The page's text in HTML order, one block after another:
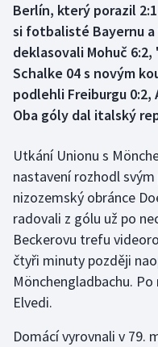
Futsal
Golf
Gymnastika
Jezdectví
Krasobruslení
Lezení
Berlín, který porazil
si fotbalisté Bayernu
deklasovali Mohuč
Schalke 04 s novým
podlehli Freiburgu 0:2,
Oba góly dal italský
Utkání Unionu s
nastavení rozhodl
nizozemský obránce
radovali z gólu už po
Beckerovu trefu
čtyři minuty později
Mönchengladbachu.
Elvedi.
Domácí vyrovnali v 79.